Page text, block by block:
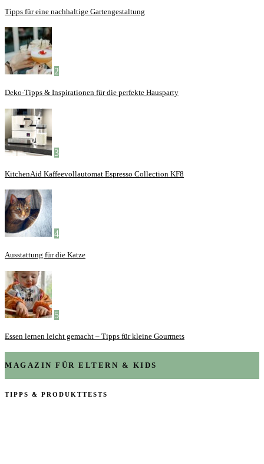
Tipps für eine nachhaltige Gartengestaltung
2
Deko-Tipps & Inspirationen für die perfekte Hausparty
3
KitchenAid Kaffeevollautomat Espresso Collection KF8
4
Ausstattung für die Katze
5
Essen lernen leicht gemacht – Tipps für kleine Gourmets
MAGAZIN FÜR ELTERN & KIDS
TIPPS & PRODUKTTESTS